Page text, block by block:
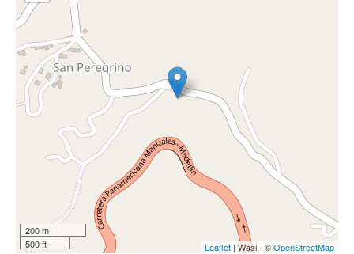
200 m
500 ft
Leaflet | Wasi - ©OpenStreetMap